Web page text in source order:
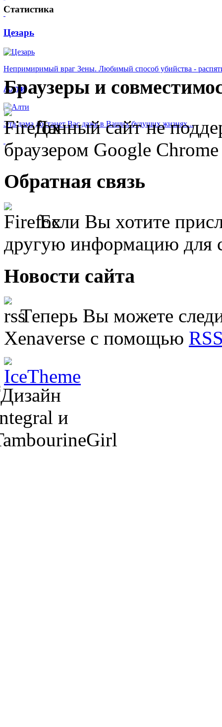
Цезарь
Непримиримый враг Зены. Любимый способ убийства -
Алти
Эта дама достанет Вас даже в Ваших будущих жизнях...
Статистика
Браузеры и
Данный сайт не
браузером Google
Обратная связь
Если Вы хотите
другую информацию для
Новости сайта
Теперь Вы можете
Xenaverse с помощью